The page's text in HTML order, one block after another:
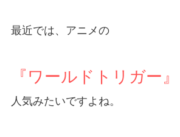
最近では、アニメの
『ワールドトリガー』
人気みたいですよね。